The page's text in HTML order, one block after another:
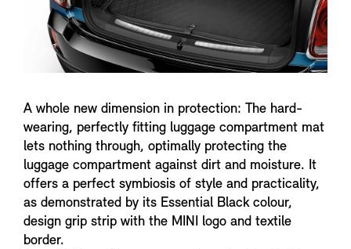
A whole new dimension in protection: The hard-
wearing, perfectly fitting luggage compartment mat
lets nothing through, optimally protecting the
luggage compartment against dirt and moisture. It
offers a perfect symbiosis of style and practicality,
as demonstrated by its Essential Black colour,
design grip strip with the MINI logo and textile
border.